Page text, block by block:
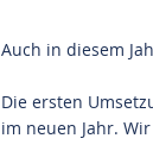
Auch in diesem
Die ersten
im neuen Jahr.